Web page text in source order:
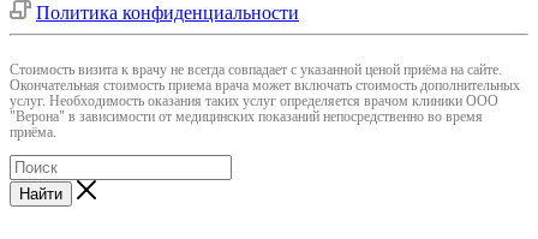
Политика конфиденциальности
Cтоимость визита к врачу не всегда совпадает с указанной ценой приёма на сайте.
Окончательная стоимость приема врача может включать стоимость дополнительных
услуг. Необходимость оказания таких услуг определяется врачом клиники ООО
"Верона" в зависимости от медицинских показаний непосредственно во время
приёма.
Найти